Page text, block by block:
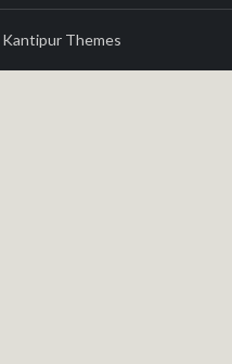
Kantipur Themes